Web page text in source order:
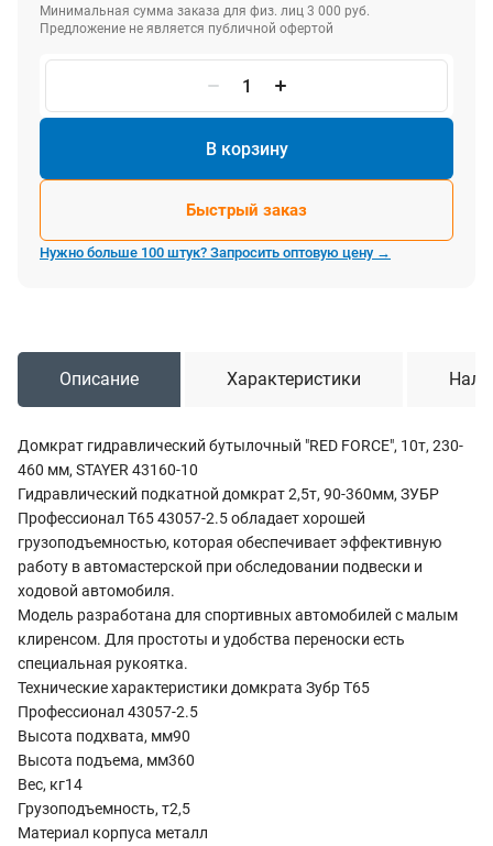
Минимальная сумма заказа для физ. лиц 3 000 руб.
Предложение не является публичной офертой
В корзину
Быстрый заказ
Нужно больше 100 штук? Запросить оптовую цену →
Описание Характеристики
Домкрат гидравлический бутылочный "RED FORCE", 10т, 230-
460 мм, STAYER 43160-10
Гидравлический подкатной домкрат 2,5т, 90-360мм, ЗУБР
Профессионал T65 43057-2.5 обладает хорошей
грузоподъемностью, которая обеспечивает эффективную
работу в автомастерской при обследовании подвески и
ходовой автомобиля.
Модель разработана для спортивных автомобилей с малым
клиренсом. Для простоты и удобства переноски есть
специальная рукоятка.
Технические характеристики домкрата Зубр T65
Профессионал 43057-2.5
Высота подхвата, мм90
Высота подъема, мм360
Вес, кг14
Грузоподъемность, т2,5
Материал корпуса металл